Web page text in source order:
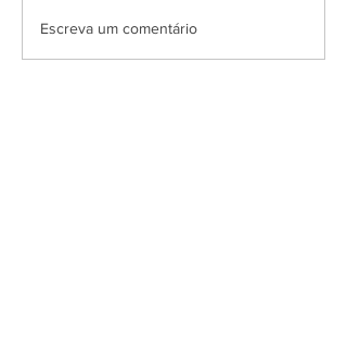
Erva baleeira e seus
benefícios
Escreva um comentário